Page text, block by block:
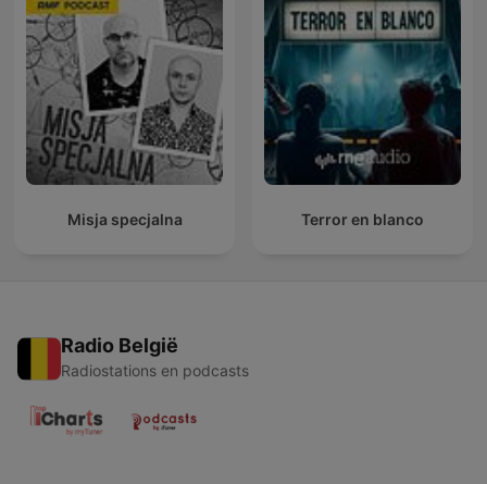
Misja specjalna Terror en blanco
Radio België
Radiostations en podcasts